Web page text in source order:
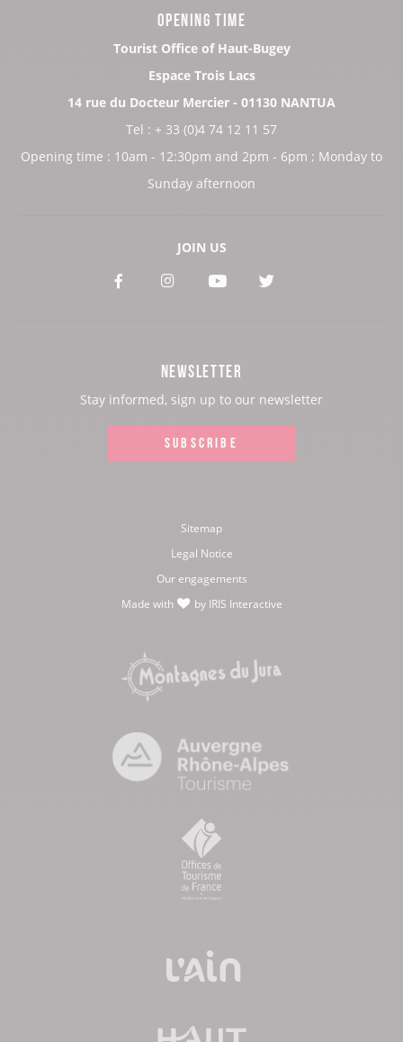
OPENING TIME
Tourist Office of Haut-Bugey
Espace Trois Lacs
14 rue du Docteur Mercier - 01130 NANTUA
Tel : + 33 (0)4 74 12 11 57
Opening time : 10am - 12:30pm and 2pm - 6pm ; Monday to
Sunday afternoon
JOIN US
See
See See See
NEWSLETTER
Stay informed, sign up to our newsletter
SUBSCRIBE
Sitemap
Legal Notice
Our engagements
Made with
by IRIS Interactive